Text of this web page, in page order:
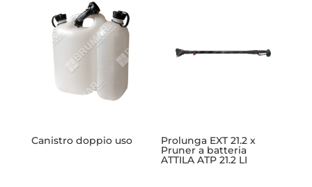
Canistro doppio uso Prolunga EXT 21.2 x
Pruner a batteria
ATTILA ATP 21.2 LI